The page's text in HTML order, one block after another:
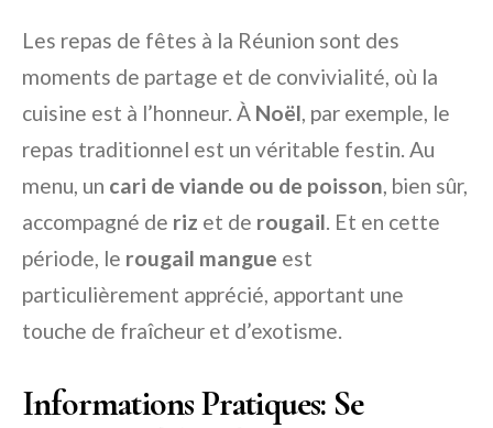
Les repas de fêtes à la Réunion sont des
moments de partage et de convivialité, où la
cuisine est à l’honneur. À Noël, par exemple, le
repas traditionnel est un véritable festin. Au
menu, un cari de viande ou de poisson, bien sûr,
accompagné de riz et de rougail. Et en cette
période, le rougail mangue est
particulièrement apprécié, apportant une
touche de fraîcheur et d’exotisme.
Informations Pratiques: Se